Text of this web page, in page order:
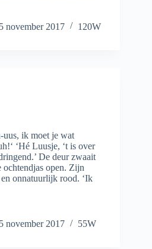
november 2017 120W
uus, ik moet je wat
‘Hé Luusje, ‘t is over
De deur zwaait
ochtendjas open. Zijn
onnatuurlijk rood. ‘Ik
november 2017 55W